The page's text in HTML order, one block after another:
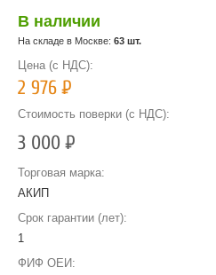
В наличии
На складе в Москве: 63 шт.
Цена (с НДС):
2 976Р
Стоимость поверки (с НДС):
3 000Р
Торговая марка:
АКИП
Срок гарантии (лет):
1
ФИФ ОЕИ: